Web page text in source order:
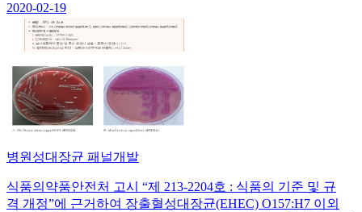
2020-02-19
병원성대장균 패널개발
식품의약품안전처 고시 “제 213-2204호 : 식품의 기준 및 규
격 개정”에 근거하여 장출혈성대장균(EHEC) O157:H7 이외